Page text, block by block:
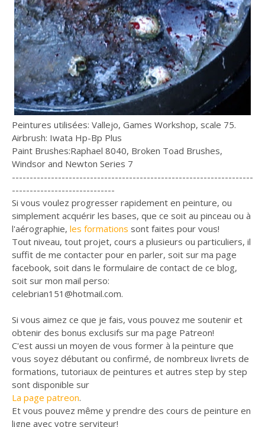
Peintures utilisées: Vallejo, Games Workshop, scale 75.
Airbrush: Iwata Hp-Bp Plus
Paint Brushes:Raphael 8040, Broken Toad Brushes,
Windsor and Newton Series 7
--------------------------------------------------------------------
-----------------------------
Si vous voulez progresser rapidement en peinture, ou
simplement acquérir les bases, que ce soit au pinceau ou à
l'aérographie, les formations sont faites pour vous!
Tout niveau, tout projet, cours a plusieurs ou particuliers, il
suffit de me contacter pour en parler, soit sur ma page
facebook, soit dans le formulaire de contact de ce blog,
soit sur mon mail perso:
celebrian151@hotmail.com.
Si vous aimez ce que je fais, vous pouvez me soutenir et
obtenir des bonus exclusifs sur ma page Patreon!
C'est aussi un moyen de vous former à la peinture que
vous soyez débutant ou confirmé, de nombreux livrets de
formations, tutoriaux de peintures et autres step by step
sont disponible sur
La page patreon.
Et vous pouvez même y prendre des cours de peinture en
ligne avec votre serviteur!